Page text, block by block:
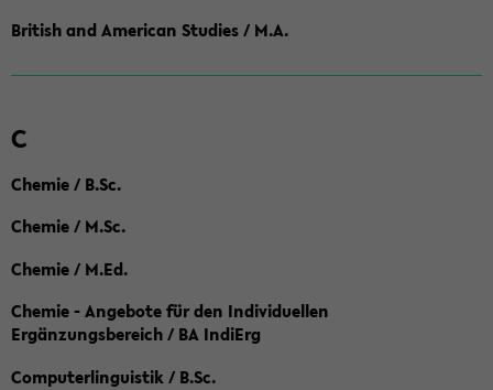
British and American Studies / M.A.
C
Chemie / B.Sc.
Chemie / M.Sc.
Chemie / M.Ed.
Chemie - Angebote für den Individuellen
Ergänzungsbereich / BA IndiErg
Computerlinguistik / B.Sc.